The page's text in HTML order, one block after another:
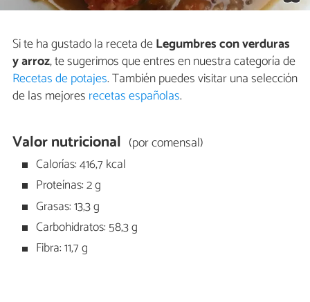
Si te ha gustado la receta deLegumbres con verduras
y arroz, te sugerimos que entres en nuestra categoría de
Recetas de potajes. También puedes visitar una selección
de las mejores recetas españolas.
Valor nutricional (por comensal)
Calorías: 416,7 kcal
Proteínas: 2 g
Grasas: 13,3 g
Carbohidratos: 58,3 g
Fibra: 11,7 g